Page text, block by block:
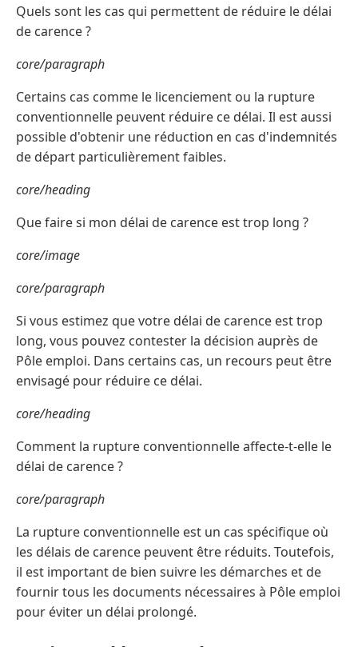
Quels sont les cas qui permettent de réduire le délai
de carence ?
core/paragraph
Certains cas comme le licenciement ou la rupture
conventionnelle peuvent réduire ce délai. Il est aussi
possible d'obtenir une réduction en cas d'indemnités
de départ particulièrement faibles.
core/heading
Que faire si mon délai de carence est trop long ?
core/image
core/paragraph
Si vous estimez que votre délai de carence est trop
long, vous pouvez contester la décision auprès de
Pôle emploi. Dans certains cas, un recours peut être
envisagé pour réduire ce délai.
core/heading
Comment la rupture conventionnelle affecte-t-elle le
délai de carence ?
core/paragraph
La rupture conventionnelle est un cas spécifique où
les délais de carence peuvent être réduits. Toutefois,
il est important de bien suivre les démarches et de
fournir tous les documents nécessaires à Pôle emploi
pour éviter un délai prolongé.